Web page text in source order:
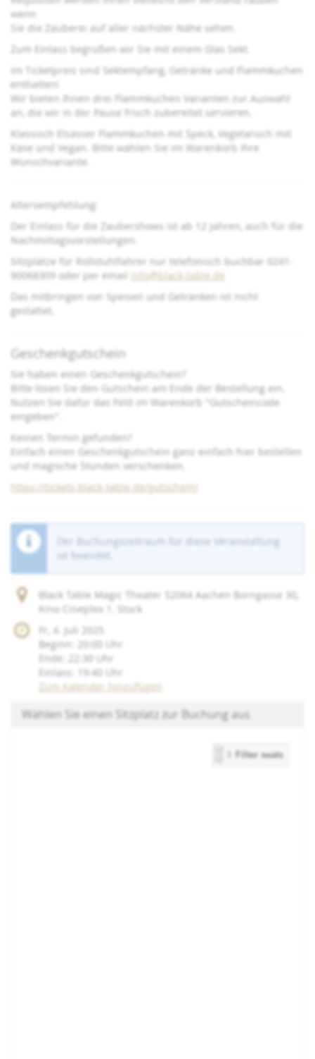
wenn
Sie die Zauberei auf aller nächster Nähe sehen.
Zum Einlass begrüßen wir Sie mit einem Glas Sekt.
Im Ticketpreis sind Sektempfang, Getränke und Flammkuchen
enthalten!
Wir bieten Ihnen drei Flammkuchen Varianten zur Auswahl
an, die wir in der Pause frisch zubereitet servieren.
Klassisch Elsässer Flammkuchen mit Speck, Vegetarisch mit
Käse und Vegan. Bitte wählen Sie im Warenkorb Ihre
Wunschvariante.
Altersempfehlung:
Der Einlass für die Zaubershows ist ab 12 Jahren, auch für die
Nachmittagsvorstellungen.
Sitzplätze für Rollstuhlfahrer nur telefonisch buchbar 0241-
90068309 oder per email info@black-table.de
Das mitbringen von Speisen und Getränken ist nicht
gestattet.
Geschenkgutschein
Sie haben einen Geschenkgutschein?
Bitte lösen Sie den Gutschein am Ende der Bestellung ein.
Nutzen Sie dafür das Feld im Warenkorb "Gutscheincode
eingeben".
Keinen Termin gefunden?
Einfach einen Geschenkgutschein ganz einfach hier bestellen
und magische Stunden verschenken.
https://tickets.black-table.de/gutschein/
Der Buchungszeitraum für diese Veranstaltung
ist beendet.
Black Table Magic Theater 52064 Aachen Borngasse 30,
Kino Cineplex 1. Stock
Fr, 4. Juli 2025
Beginn:
20:00
Uhr
Ende:
22:30
Uhr
Einlass:
19:40
Uhr
Zum Kalender hinzufügen
Wählen Sie einen Sitzplatz zur Buchung aus